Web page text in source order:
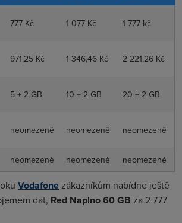
777 Kč 1 077 Kč 1 777 kč
971,25 Kč 1 346,46 Kč 2 221,26 Kč
5 + 2 GB 10 + 2 GB 20 + 2 GB
neomezeně neomezeně neomezeně
neomezeně neomezeně neomezeně
Vodafone zákazníkům nabídne ještě
dat, Red Naplno 60 GB za 2 777